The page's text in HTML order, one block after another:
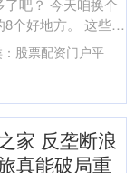
吧？ 今天咱换个
个好地方。 这些地
，但各有各的味
细....
股票配资门户平
家 反垄断浪
真能破局重